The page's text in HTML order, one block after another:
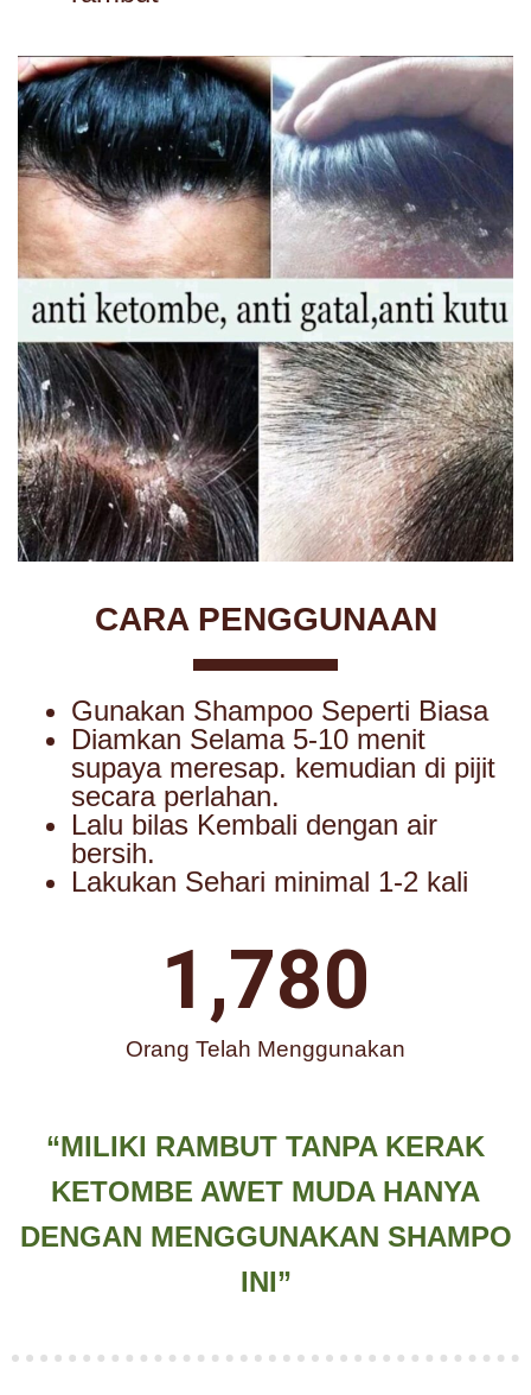
CARA PENGGUNAAN
Gunakan Shampoo Seperti Biasa
Diamkan Selama 5-10 menit
supaya meresap. kemudian di pijit
secara perlahan.
Lalu bilas Kembali dengan air
bersih.
Lakukan Sehari minimal 1-2 kali
Orang Telah Menggunakan
1,780
“MILIKI RAMBUT TANPA KERAK
KETOMBE AWET MUDA HANYA
DENGAN MENGGUNAKAN SHAMPO
INI”